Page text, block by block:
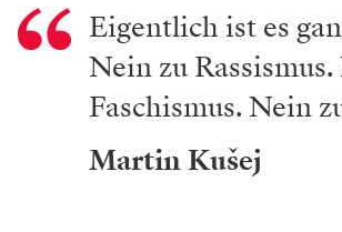
Eigentlich ist es
Nein zu
Faschismus. Nein
Martin Kušej